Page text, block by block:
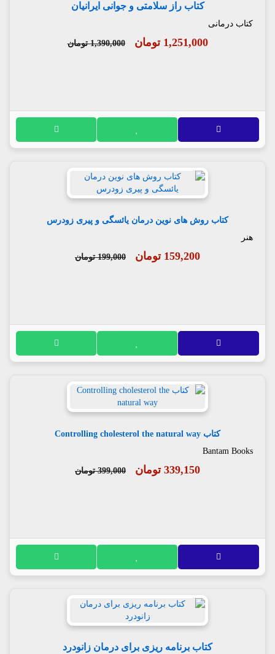
کتاب راز سلامتی و جوانی ایرانیان
کتاب درمانی
1,251,000 تومان 1,390,000 تومان
کتاب روش های نوین درمان یائسگی و پیری زودرس
هنر
159,200 تومان 199,000 تومان
کتاب Controlling cholesterol the natural way
Bantam Books
339,150 تومان 399,000 تومان
کتاب برنامه ریزی برای درمان زانودرد